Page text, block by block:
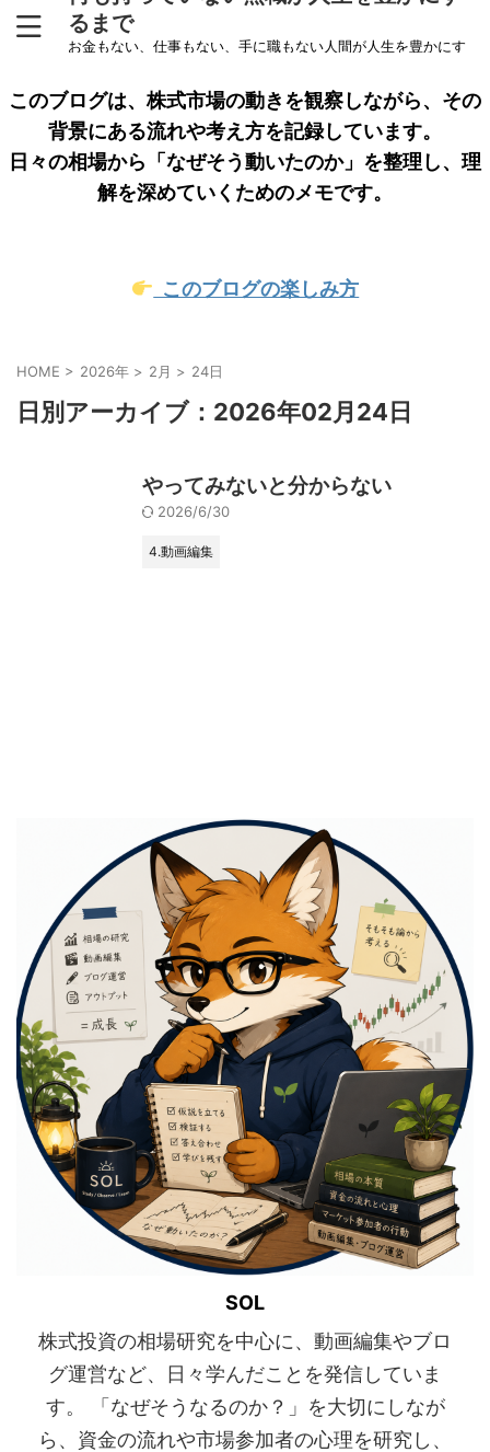
るまで
お金もない、仕事もない、手に職もない人間が人生を豊かにす
このブログは、株式市場の動きを観察しながら、その
背景にある流れや考え方を記録しています。
日々の相場から「なぜそう動いたのか」を整理し、理
解を深めていくためのメモです。
このブログの楽しみ方
HOME > 2026年 > 2月 > 24日
日別アーカイブ：2026年02月24日
やってみないと分からない
2026/6/30
4.動画編集
SOL
株式投資の相場研究を中心に、動画編集やブロ
グ運営など、日々学んだことを発信していま
す。 「なぜそうなるのか？」を大切にしなが
ら、資金の流れや市場参加者の心理を研究し、